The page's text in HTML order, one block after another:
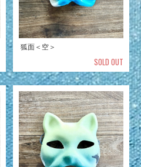
狐面＜空＞
SOLD OUT